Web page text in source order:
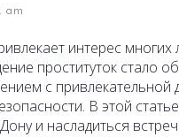
am
интерес
проституток стало
с
В этой
и насладиться